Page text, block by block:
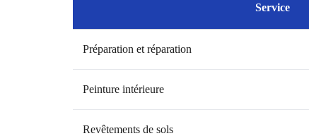
Service
Préparation et réparation
Peinture intérieure
Revêtements de sols